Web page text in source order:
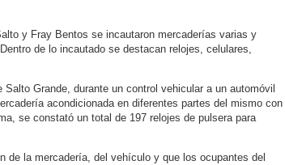
y Fray Bentos se incautaron mercaderías varias y
de lo incautado se destacan relojes, celulares,
Grande, durante un control vehicular a un automóvil
acondicionada en diferentes partes del mismo con
se constató un total de 197 relojes de pulsera para
de la mercadería, del vehículo y que los ocupantes del